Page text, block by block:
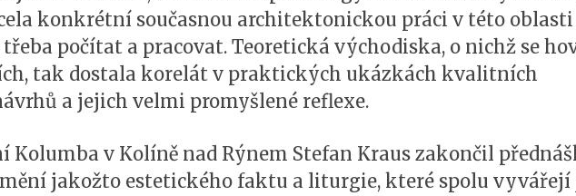
konkrétní současnou architektonickou práci v této oblasti
počítat a pracovat. Teoretická východiska, o nichž se
tak dostala korelát v praktických ukázkách kvalitních
a jejich velmi promyšlené reflexe.
Kolumba v Kolíně nad Rýnem Stefan Kraus zakončil
jakožto estetického faktu a liturgie, které spolu vyvářejí